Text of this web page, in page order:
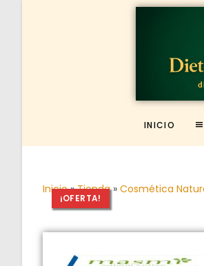
INICIO
Inicio»Tienda» Cosmética
¡OFERTA!